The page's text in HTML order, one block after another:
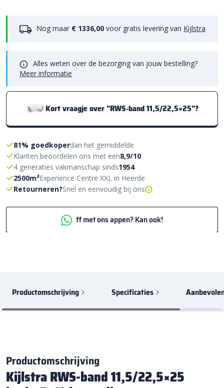
Nog maar € 1336,00 voor gratis levering van Kijlstra
Alles weten over de bezorging van jouw bestelling?
Meer informatie
Kort vraagje over "RWS-band 11,5/22,5×25"?
81% goedkoperdan het gemiddelde
Klanten beoordelen ons met een8,9/10
4 generaties vakmanschap sinds1954
2500m²Experience Centre XXL in Heerde
Retourneren?Snel en eenvoudig bij ons
ff met ons appen? Kan ook!
Productomschrijving Specificaties
Productomschrijving
Kijlstra RWS-band 11,5/22,5×25